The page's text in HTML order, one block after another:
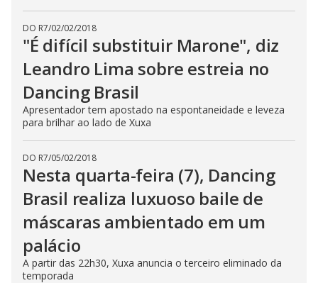
DO R7/02/02/2018
"É difícil substituir Marone", diz
Leandro Lima sobre estreia no
Dancing Brasil
Apresentador tem apostado na espontaneidade e leveza
para brilhar ao lado de Xuxa
DO R7/05/02/2018
Nesta quarta-feira (7), Dancing
Brasil realiza luxuoso baile de
máscaras ambientado em um
palácio
A partir das 22h30, Xuxa anuncia o terceiro eliminado da
temporada